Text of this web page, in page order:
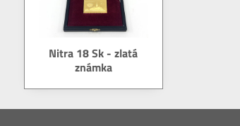
Nitra 18 Sk - zlatá
známka